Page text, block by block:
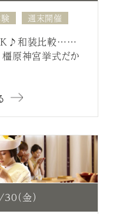
週末開催
OK♪和装比較……
橿原神宮挙式だか
（金）